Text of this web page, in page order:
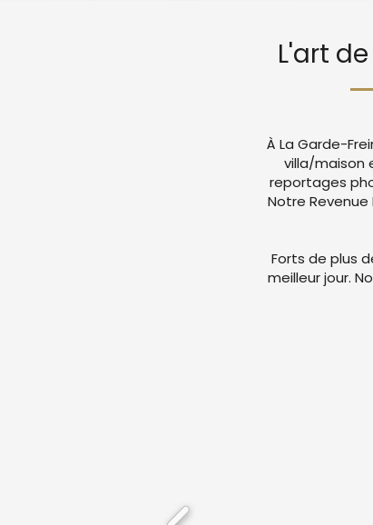
L'art
À La Garde-
villa/maison
reportages
Notre
Forts de plus
meilleur jour.